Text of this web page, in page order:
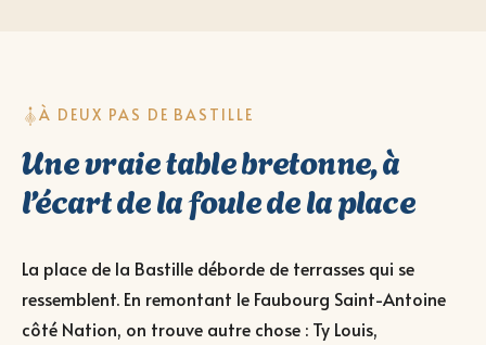
À DEUX PAS DE BASTILLE
Une vraie table bretonne, à
l’écart de la foule de la place
La place de la Bastille déborde de terrasses qui se
ressemblent. En remontant le Faubourg Saint-Antoine
côté Nation, on trouve autre chose : Ty Louis,